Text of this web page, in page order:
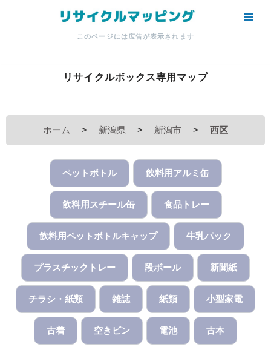
ッ
このページには広告が表示されます
リサイクルボックス専用マップ
ホーム > 新潟県 > 新潟市 > 西区
ペットボトル 飲料用アルミ缶
飲料用スチール缶 食品トレー
飲料用ペットボトルキャップ 牛乳パック
プラスチックトレー 段ボール 新聞紙
チラシ・紙類 雑誌 紙類 小型家電
古着 空きビン 電池 古本